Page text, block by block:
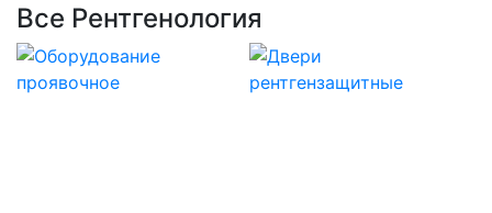
Все Рентгенология